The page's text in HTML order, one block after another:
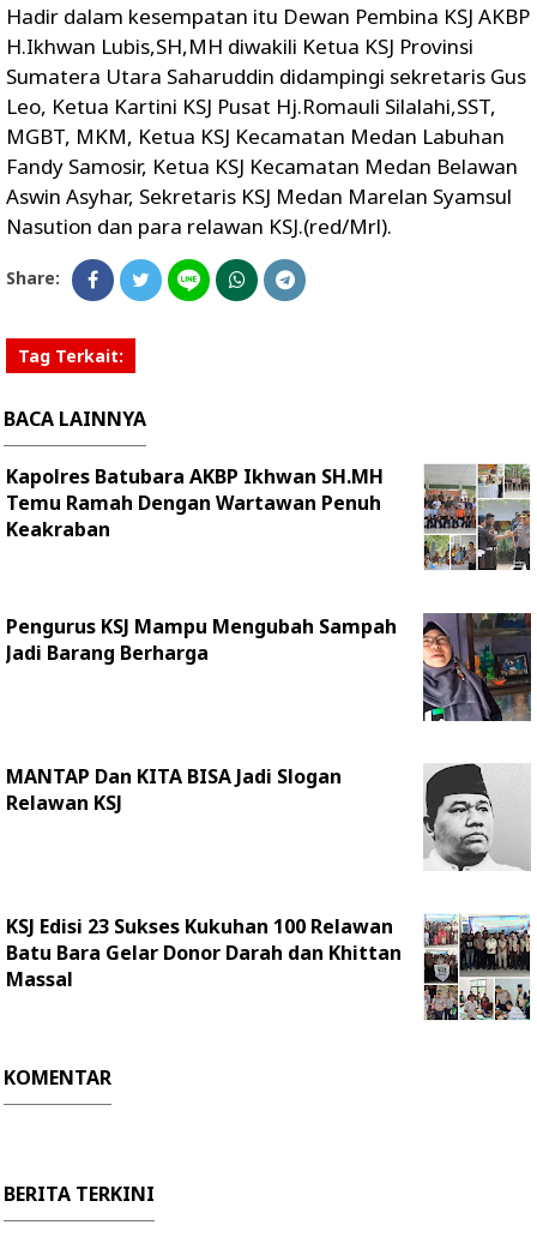
Hadir dalam kesempatan itu Dewan Pembina KSJ AKBP
H.Ikhwan Lubis,SH,MH diwakili Ketua KSJ Provinsi
Sumatera Utara Saharuddin didampingi sekretaris Gus
Leo, Ketua Kartini KSJ Pusat Hj.Romauli Silalahi,SST,
MGBT, MKM, Ketua KSJ Kecamatan Medan Labuhan
Fandy Samosir, Ketua KSJ Kecamatan Medan Belawan
Aswin Asyhar, Sekretaris KSJ Medan Marelan Syamsul
Nasution dan para relawan KSJ.(red/Mrl).
Share:
Tag Terkait:
BACA LAINNYA
Kapolres Batubara AKBP Ikhwan SH.MH
Temu Ramah Dengan Wartawan Penuh
Keakraban
Pengurus KSJ Mampu Mengubah Sampah
Jadi Barang Berharga
MANTAP Dan KITA BISA Jadi Slogan
Relawan KSJ
KSJ Edisi 23 Sukses Kukuhan 100 Relawan
Batu Bara Gelar Donor Darah dan Khittan
Massal
KOMENTAR
BERITA TERKINI